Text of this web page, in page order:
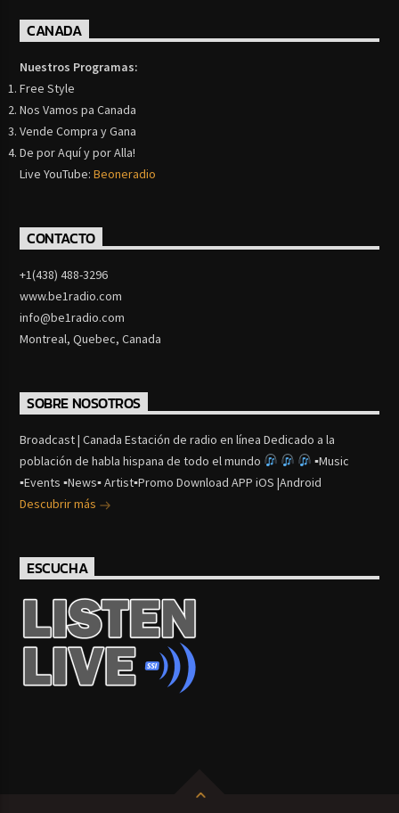
CANADA
Nuestros Programas:
Free Style
Nos Vamos pa Canada
Vende Compra y Gana
De por Aquí y por Alla!
Live YouTube:Beoneradio
CONTACTO
+1(438) 488-3296
www.be1radio.com
info@be1radio.com
Montreal, Quebec, Canada
SOBRE NOSOTROS
Broadcast | Canada Estación de radio en línea Dedicado a la
población de habla hispana de todo el mundo
▪Music
▪Events ▪News▪ Artist▪Promo Download APP iOS |Android
Descubrir más
ESCUCHA